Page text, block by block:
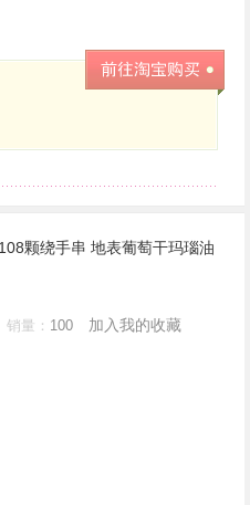
颗绕手串 地表葡萄干玛瑙油
销量： 100 加入我的收藏